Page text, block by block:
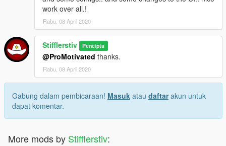
work over all.!
Rabu, 08 April 2020
Stifflerstiv Pencipta
@ProMotivated thanks.
Rabu, 08 April 2020
Gabung dalam pembicaraan! Masuk atau daftarakun untuk
dapat komentar.
More mods by Stifflerstiv: